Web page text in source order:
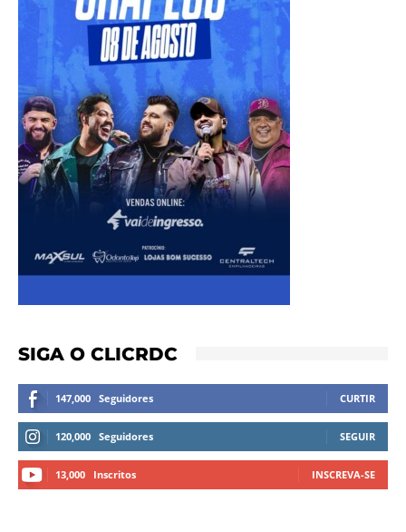
SIGA O CLICRDC
147,000 Seguidores CURTIR
120,000 Seguidores SEGUIR
13,000 Inscritos INSCREVA-SE